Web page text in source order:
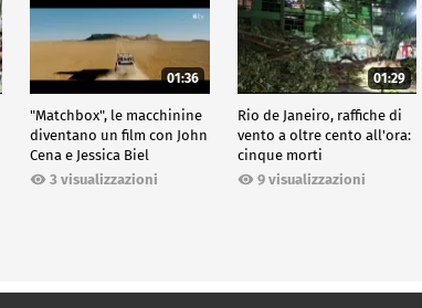
01:36
"Matchbox", le macchinine
diventano un film con John
Cena e Jessica Biel
3 visualizzazioni
01:29
Rio de Janeiro, raffiche di
vento a oltre cento all'ora:
cinque morti
9 visualizzazioni